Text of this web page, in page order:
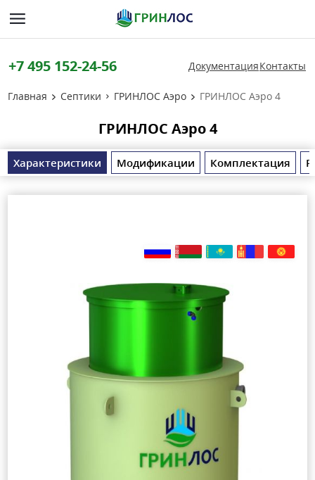
+7 495 152-24-56 ДокументацияКонтакты
Главная Септики ГРИНЛОС Аэро ГРИНЛОС Аэро 4
ГРИНЛОС Аэро 4
Характеристики Модификации Комплектация